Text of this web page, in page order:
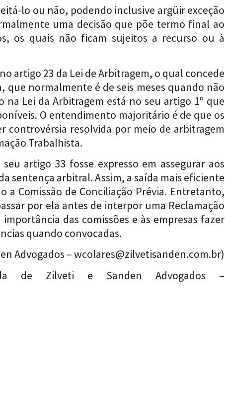
lo ou não, podendo inclusive argüir exceção
uma decisão que põe termo final ao
os quais não ficam sujeitos a recurso ou à
artigo 23 da Lei de Arbitragem, o qual concede
que normalmente é de seis meses quando não
Lei da Arbitragem está no seu artigo 1º que
O entendimento majoritário é de que os
resolvida por meio de arbitragem
Trabalhista.
artigo 33 fosse expresso em assegurar aos
sentença arbitral. Assim, a saída mais eficiente
a Comissão de Conciliação Prévia. Entretanto,
por ela antes de interpor uma Reclamação
das comissões e às empresas fazer
quando convocadas.
Advogados –wcolares@zilvetisanden.com.br)
de Zilveti e Sanden Advogados –